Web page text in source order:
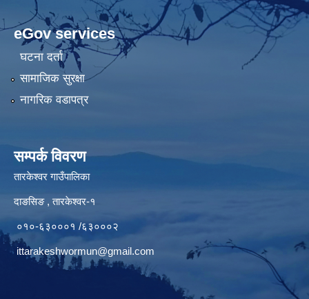
eGov services
घटना दर्ता
सामाजिक सुरक्षा
नागरिक वडापत्र
सम्पर्क विवरण
तारकेश्वर गाउँपालिका
दाङसिङ , तारकेश्वर-१
०१०-६३०००१ /६३०००२
ittarakeshwormun@gmail.com